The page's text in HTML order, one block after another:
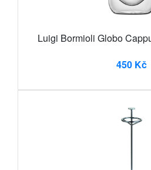
Luigi Bormioli Globo
450 Kč